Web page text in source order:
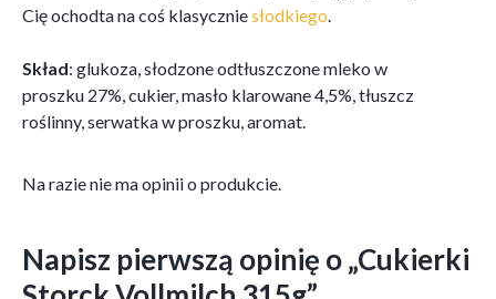
Cię ochodta na coś klasyczniesłodkiego
Skład: glukoza, słodzone odtłuszczone mleko w
proszku 27%, cukier, masło klarowane 4,5%, tłuszcz
roślinny, serwatka w proszku, aromat.
Na razie nie ma opinii o produkcie.
Napisz pierwszą opinię o „Cukierki